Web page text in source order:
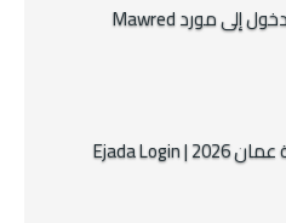
رابط نظام مورد | تسجيل الدخول إلى مورد Mawred
تسجيل دخول إجادة سلطنة عمان 2026 | Ejada Login